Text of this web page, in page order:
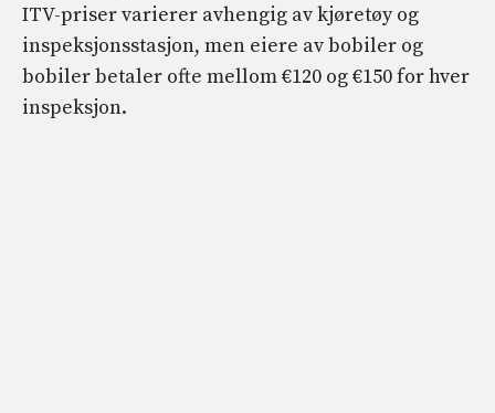
ITV-priser varierer avhengig av kjøretøy og
inspeksjonsstasjon, men eiere av bobiler og
bobiler betaler ofte mellom €120 og €150 for hver
inspeksjon.